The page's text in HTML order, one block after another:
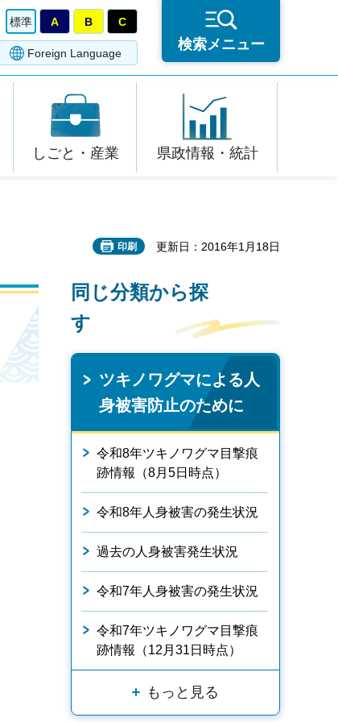
標準 A B C
Foreign Language
検索メニュー
しごと・産業 県政情報・統計
印刷 更新日：2016年1月18日
同じ分類から探
す
ツキノワグマによる人
身被害防止のために
令和8年ツキノワグマ目撃痕
跡情報（8月5日時点）
令和8年人身被害の発生状況
過去の人身被害発生状況
令和7年人身被害の発生状況
令和7年ツキノワグマ目撃痕
跡情報（12月31日時点）
もっと見る